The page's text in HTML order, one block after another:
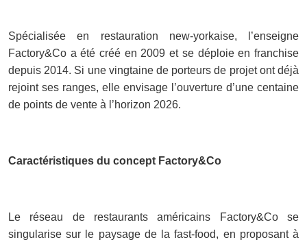
Spécialisée en restauration new-yorkaise, l’enseigne
Factory&Co a été créé en 2009 et se déploie en franchise
depuis 2014. Si une vingtaine de porteurs de projet ont déjà
rejoint ses ranges, elle envisage l’ouverture d’une centaine
de points de vente à l’horizon 2026.
Caractéristiques du concept Factory&Co
Le réseau de restaurants américains Factory&Co se
singularise sur le paysage de la fast-food, en proposant à